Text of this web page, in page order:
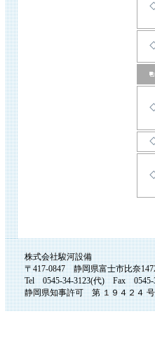
◇
◇
◇
◇
◇
株式会社駿河設備
〒417-0847 静岡県富士市比奈
Tel 0545-34-3123(代) Fax 0545-
静岡県知事許可 第 １９４２４ 号